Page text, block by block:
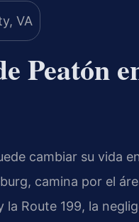
Peatón
cambiar su vida
camina por el
Route 199, la